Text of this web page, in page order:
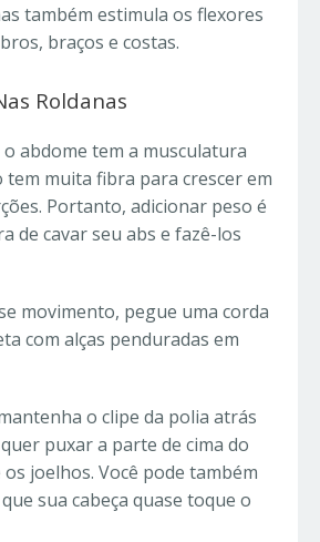
também estimula os flexores
braços e costas.
Roldanas
o abdome tem a musculatura
tem muita fibra para crescer em
Portanto, adicionar peso é
de cavar seu abs e fazê-los
movimento, pegue uma corda
com alças penduradas em
o clipe da polia atrás
quer puxar a parte de cima do
joelhos. Você pode também
sua cabeça quase toque o